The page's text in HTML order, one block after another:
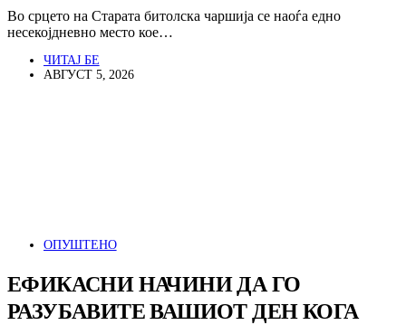
Во срцето на Старата битолска чаршија се наоѓа едно
несекојдневно место кое…
ЧИТАЈ БЕ
АВГУСТ 5, 2026
ОПУШТЕНО
ЕФИКАСНИ НАЧИНИ ДА ГО
РАЗУБАВИТЕ ВАШИОТ ДЕН КОГА